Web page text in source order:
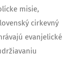
misie,
cirkevný
evanjelické